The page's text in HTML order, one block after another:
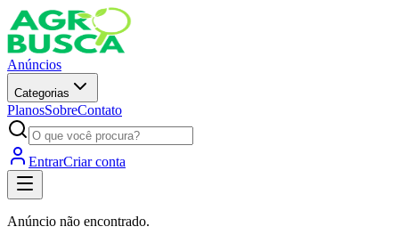
Anúncios
Categorias
PlanosSobreContato
EntrarCriar conta
Anúncio não encontrado.